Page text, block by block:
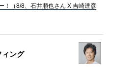
！（8/8、石井順也さん X 吉崎達彦
ィング